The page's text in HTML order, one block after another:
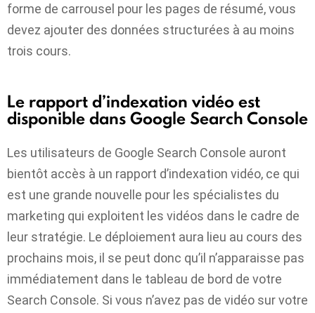
forme de carrousel pour les pages de résumé, vous
devez ajouter des données structurées à au moins
trois cours.
Le rapport d’indexation vidéo est
disponible dans Google Search Console
Les utilisateurs de Google Search Console auront
bientôt accès à un rapport d’indexation vidéo, ce qui
est une grande nouvelle pour les spécialistes du
marketing qui exploitent les vidéos dans le cadre de
leur stratégie. Le déploiement aura lieu au cours des
prochains mois, il se peut donc qu’il n’apparaisse pas
immédiatement dans le tableau de bord de votre
Search Console. Si vous n’avez pas de vidéo sur votre